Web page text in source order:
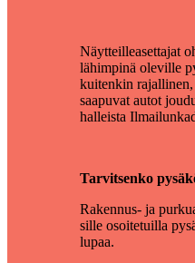
Näytteilleasettajat
lähimpinä oleville
kuitenkin
saapuvat autot
halleista
Tarvitsenko
Rakennus- ja
sille osoitetuilla
lupaa.